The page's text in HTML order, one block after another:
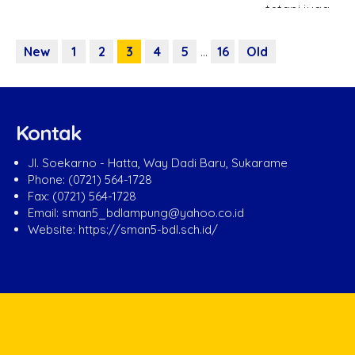
tetapi juga..
New 1 2 3 4 5 … 16 Old
Kontak
Jl. Soekarno - Hatta, Way Dadi Baru, Sukarame
Phone: (0721) 564-1728
Fax: (0721) 564-1728
Email: sman5_bdlampung@yahoo.co.id
Website: https://sman5-bdl.sch.id/